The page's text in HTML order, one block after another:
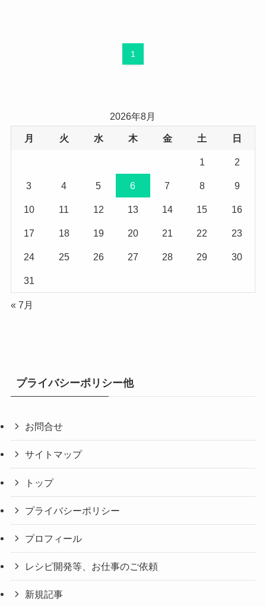
1
2026年8月
月 火 水 木 金 土 日
1 2
3 4 5 6 7 8 9
10 11 12 13 14 15 16
17 18 19 20 21 22 23
24 25 26 27 28 29 30
31
« 7月
プライバシーポリシー他
お問合せ
サイトマップ
トップ
プライバシーポリシー
プロフィール
レシピ開発等、お仕事のご依頼
新規記事